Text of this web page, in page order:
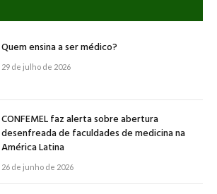
Quem ensina a ser médico?
29 de julho de 2026
CONFEMEL faz alerta sobre abertura
desenfreada de faculdades de medicina na
América Latina
26 de junho de 2026